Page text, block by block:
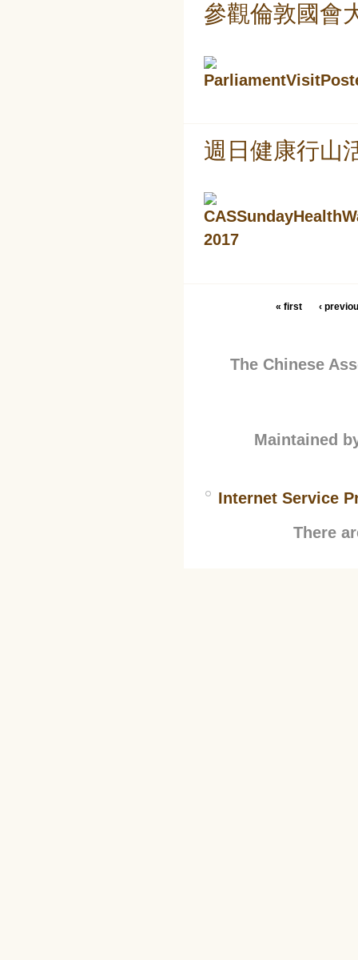
參觀倫敦國會
週日健康行山
« first ‹
The Chinese
Maintained
Internet Service
There